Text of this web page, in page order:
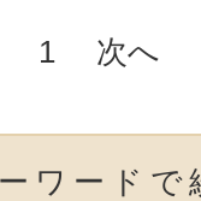
1 次へ
ワードで